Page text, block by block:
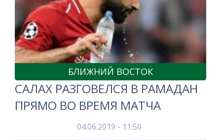
БЛИЖНИЙ ВОСТОК
САЛАХ РАЗГОВЕЛСЯ В РАМАДАН
ПРЯМО ВО ВРЕМЯ МАТЧА
04.06.2019 - 11:50